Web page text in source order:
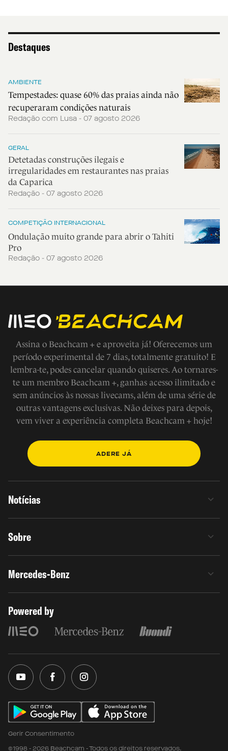
Destaques
AMBIENTE
Tempestades: quase 60% das praias ainda não
recuperaram condições naturais
Redação com Lusa - 07 agosto 2026
GERAL
Detetadas construções ilegais e
irregularidades em restaurantes nas praias
da Caparica
Redação - 07 agosto 2026
COMPETIÇÃO INTERNACIONAL
Ondulação muito grande para abrir o Tahiti
Pro
Redação - 07 agosto 2026
Assina o Beachcam + e aproveita já! Oferecemos um
período experimental de 7 dias, totalmente gratuito! E
lembra-te, podes cancelar quando quiseres. Ao tornares-
te um membro Beachcam +, ganhas acesso ilimitado e
sem anúncios às nossas livecams, além de uma série de
outras vantagens exclusivas. Não deixes para depois,
vem viver a experiência completa Beachcam + hoje!
ADERE JÁ
Notícias
Sobre
Mercedes-Benz
Powered by
Gerir Consentimento
©1998 - 2026 Beachcam - Todos os direitos reservados.